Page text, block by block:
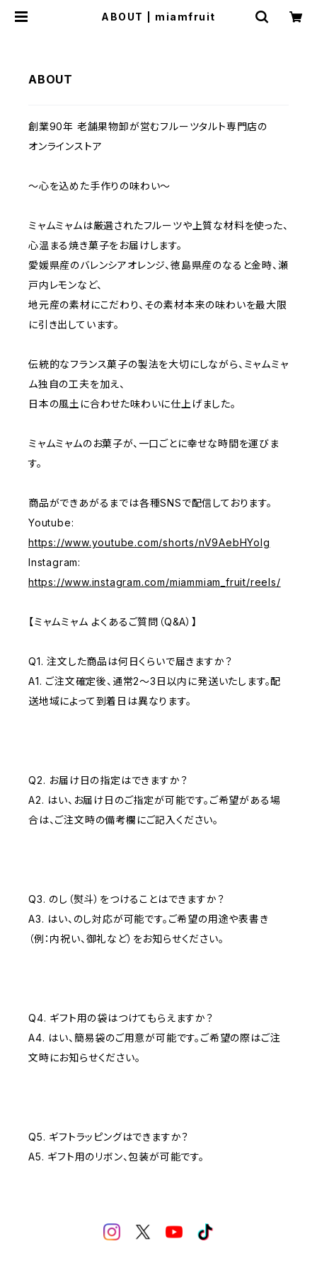
ABOUT | miamfruit
ABOUT
創業90年 老舗果物卸が営むフルーツタルト専門店の
オンラインストア
～心を込めた手作りの味わい～
ミャムミャムは厳選されたフルーツや上質な材料を使った、
心温まる焼き菓子をお届けします。
愛媛県産のバレンシアオレンジ、徳島県産のなると金時、瀬
戸内レモンなど、
地元産の素材にこだわり、その素材本来の味わいを最大限
に引き出しています。
伝統的なフランス菓子の製法を大切にしながら、ミャムミャ
ム独自の工夫を加え、
日本の風土に合わせた味わいに仕上げました。
ミャムミャムのお菓子が、一口ごとに幸せな時間を運びま
す。
商品ができあがるまでは各種SNSで配信しております。
Youtube:
https://www.youtube.com/shorts/nV9AebHYoIg
Instagram:
https://www.instagram.com/miammiam_fruit/reels/
【ミャムミャム よくあるご質問（Q&A）】
Q1. 注文した商品は何日くらいで届きますか？
A1. ご注文確定後、通常2〜3日以内に発送いたします。配
送地域によって到着日は異なります。
Q2. お届け日の指定はできますか？
A2. はい、お届け日のご指定が可能です。ご希望がある場
合は、ご注文時の備考欄にご記入ください。
Q3. のし（熨斗）をつけることはできますか？
A3. はい、のし対応が可能です。ご希望の用途や表書き
（例：内祝い、御礼など）をお知らせください。
Q4. ギフト用の袋はつけてもらえますか？
A4. はい、簡易袋のご用意が可能です。ご希望の際はご注
文時にお知らせください。
Q5. ギフトラッピングはできますか？
A5. ギフト用のリボン、包装が可能です。